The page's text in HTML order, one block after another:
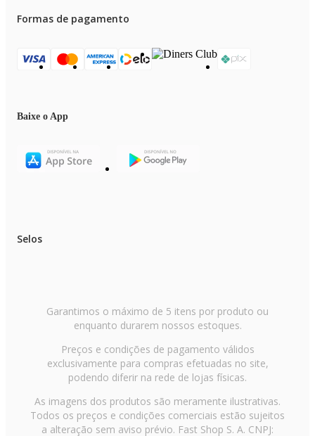
Formas de pagamento
Baixe o App
Selos
Garantimos o máximo de 5 itens por produto ou
enquanto durarem nossos estoques.
Preços e condições de pagamento válidos
exclusivamente para compras efetuadas no site,
podendo diferir na rede de lojas físicas.
As imagens dos produtos são meramente ilustrativas.
Todos os preços e condições comerciais estão sujeitos
a alteração sem aviso prévio. Fast Shop S. A. CNPJ: